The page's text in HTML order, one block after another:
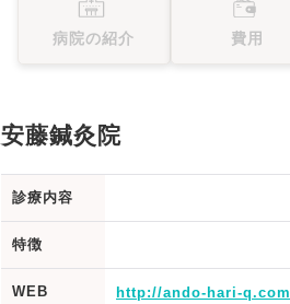
病院の紹介 費用
安藤鍼灸院
診療内容
特徴
WEB http://ando-hari-q.com